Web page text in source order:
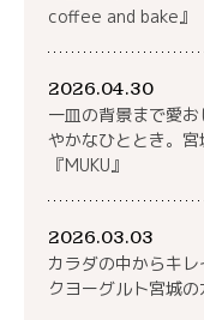
coffee and bake』
2026.04.30
一皿の背景まで愛
やかなひととき。
『MUKU』
2026.03.03
カラダの中からキ
クヨーグルト宮城